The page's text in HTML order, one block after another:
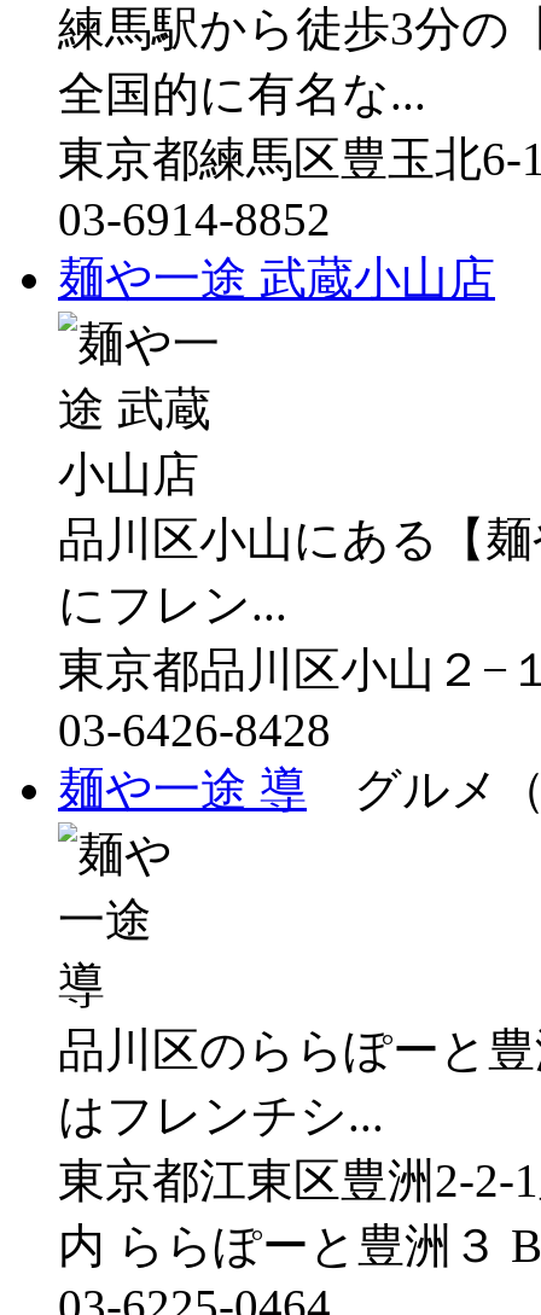
練馬駅から徒歩3分の
全国的に有名な...
東京都練馬区豊玉北
03-6914-8852
麺や一途 武蔵小山店
品川区小山にある【
にフレン...
東京都品川区小山２−
03-6426-8428
麺や一途 導 グルメ
品川区のららぽーと
はフレンチシ...
東京都江東区豊洲2-
内 ららぽーと豊洲３